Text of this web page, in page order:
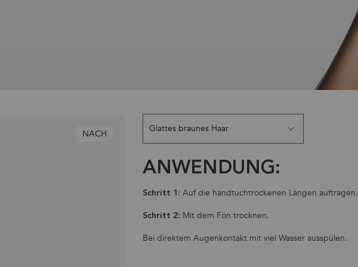
NACH Glattes braunes Haar
ANWENDUNG:
Schritt 1: Auf die handtuchtrockenen Längen auftragen.
Schritt 2: Mit dem Fön trocknen.
Bei direktem Augenkontakt mit viel Wasser ausspülen.